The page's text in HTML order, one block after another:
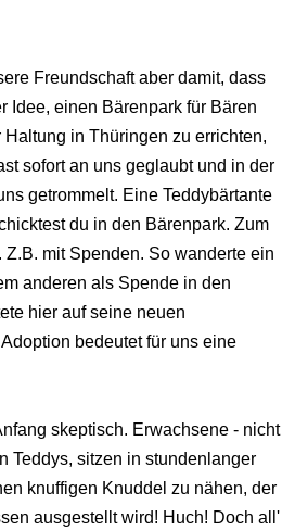
Freundschaft aber damit, dass
Idee, einen Bärenpark für Bären
in Thüringen zu errichten,
sofort an uns geglaubt und in der
getrommelt. Eine Teddybärtante
du in den Bärenpark. Zum
mit Spenden. So wanderte ein
anderen als Spende in den
hier auf seine neuen
bedeutet für uns eine
skeptisch. Erwachsene - nicht
Teddys, sitzen in stundenlanger
knuffigen Knuddel zu nähen, der
ausgestellt wird! Huch! Doch all'